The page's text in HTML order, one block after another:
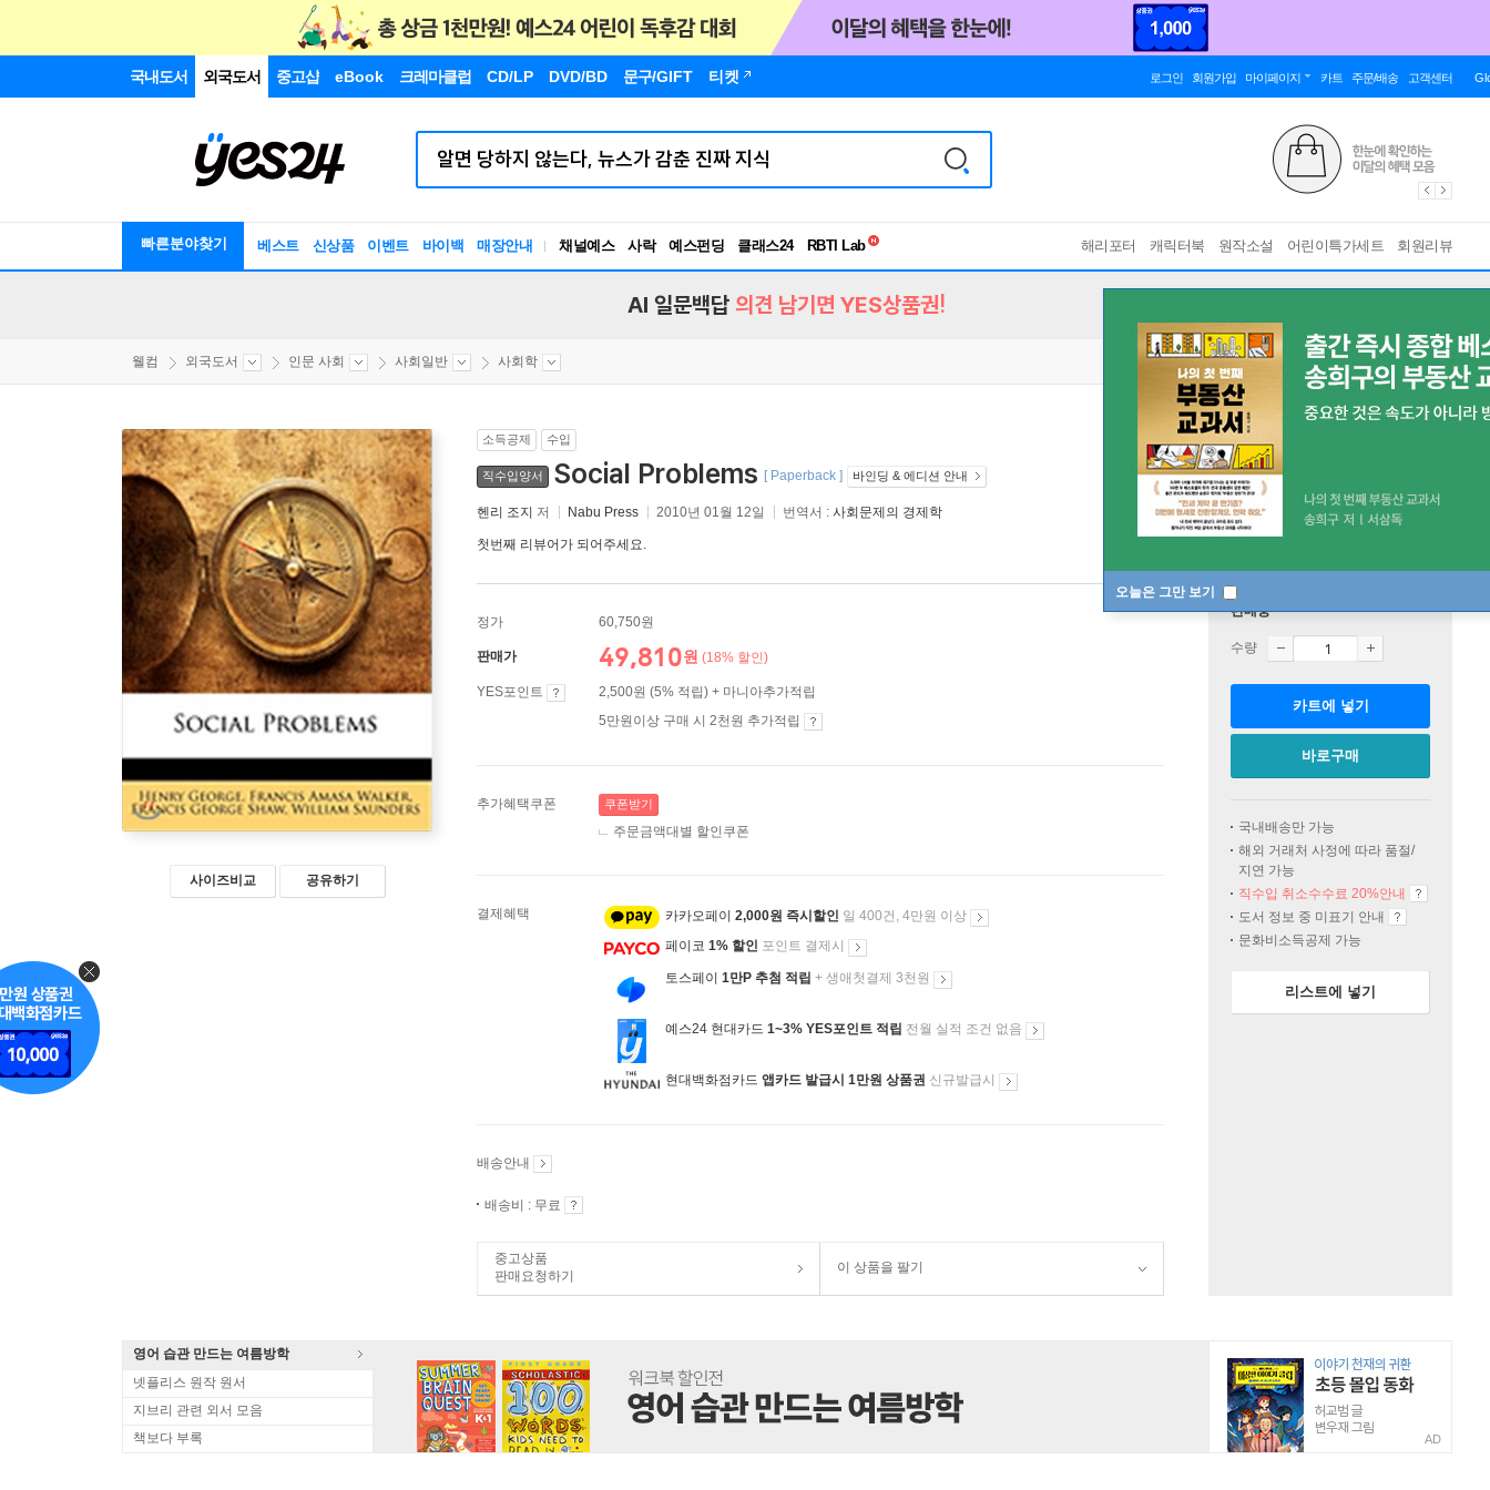
국내도서 외국도서 중고샵 eBook 크레마클럽 CD/LP DVD/BD 문구/GIFT 티켓 로그인 회원가입 마이페이지 카트 주문/배송 고객센터
빠른분야찾기 베스트 신상품 이벤트 바이백 매장안내 채널예스 사락 예스펀딩 클래스24
독서유형검사
해리포터 캐릭터북 원작소설 어린이특가세트 회원리뷰
오늘은 그만 보기
AI 일문백답 의견 남기면 YES상품권!
웰컴 외국도서 인문 사회 사회일반 사회학
사이즈비교 공유하기
소득공제 수입
직수입양서 Social Problems [ Paperback ] 바인딩 & 에디션 안내
헨리 조지 저 Nabu Press 2010년 01월 12일 번역서 : 사회문제의 경제학
첫번째 리뷰어가 되어주세요.
정가 60,750원
판매가 49,810원 (18% 할인)
YES포인트
2,500원 (5% 적립) + 마니아추가적립
5만원이상 구매 시 2천원 추가적립
추가혜택쿠폰 쿠폰받기
주문금액대별 할인쿠폰
결제혜택 카카오페이 2,000원 즉시할인 일 400건, 4만원 이상
페이코 1% 할인 포인트 결제시
토스페이 1만P 추첨 적립 + 생애첫결제 3천원
예스24 현대카드 1~3% YES포인트 적립 전월 실적 조건 없음
현대백화점카드 앱카드 발급시 1만원 상품권 신규발급시
배송안내
배송비 : 무료
중고상품
판매요청하기
이 상품을 팔기
판매중
수량
카트에 넣기
바로구매
국내배송만 가능
해외 거래처 사정에 따라 품절/
지연 가능
직수입 취소수수료 20%안내
도서 정보 중 미표기 안내
문화비소득공제 가능
리스트에 넣기
영어 습관 만드는 여름방학
넷플리스 원작 원서
지브리 관련 외서 모음
책보다 부록
AD